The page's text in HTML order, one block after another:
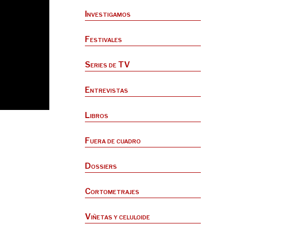
Investigamos
Festivales
Series de TV
Entrevistas
Libros
Fuera de cuadro
Dossiers
Cortometrajes
Viñetas y celuloide